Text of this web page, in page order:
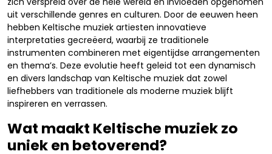
uit verschillende genres en culturen. Door de eeuwen heen
hebben Keltische muziek artiesten innovatieve
interpretaties gecreëerd, waarbij ze traditionele
instrumenten combineren met eigentijdse arrangementen
en thema’s. Deze evolutie heeft geleid tot een dynamisch
en divers landschap van Keltische muziek dat zowel
liefhebbers van traditionele als moderne muziek blijft
inspireren en verrassen.
Wat maakt Keltische muziek zo
uniek en betoverend?